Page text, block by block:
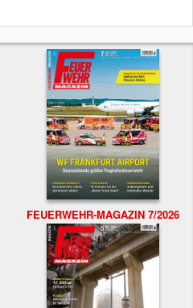
FEUERWEHR-MAGAZIN 7/2026